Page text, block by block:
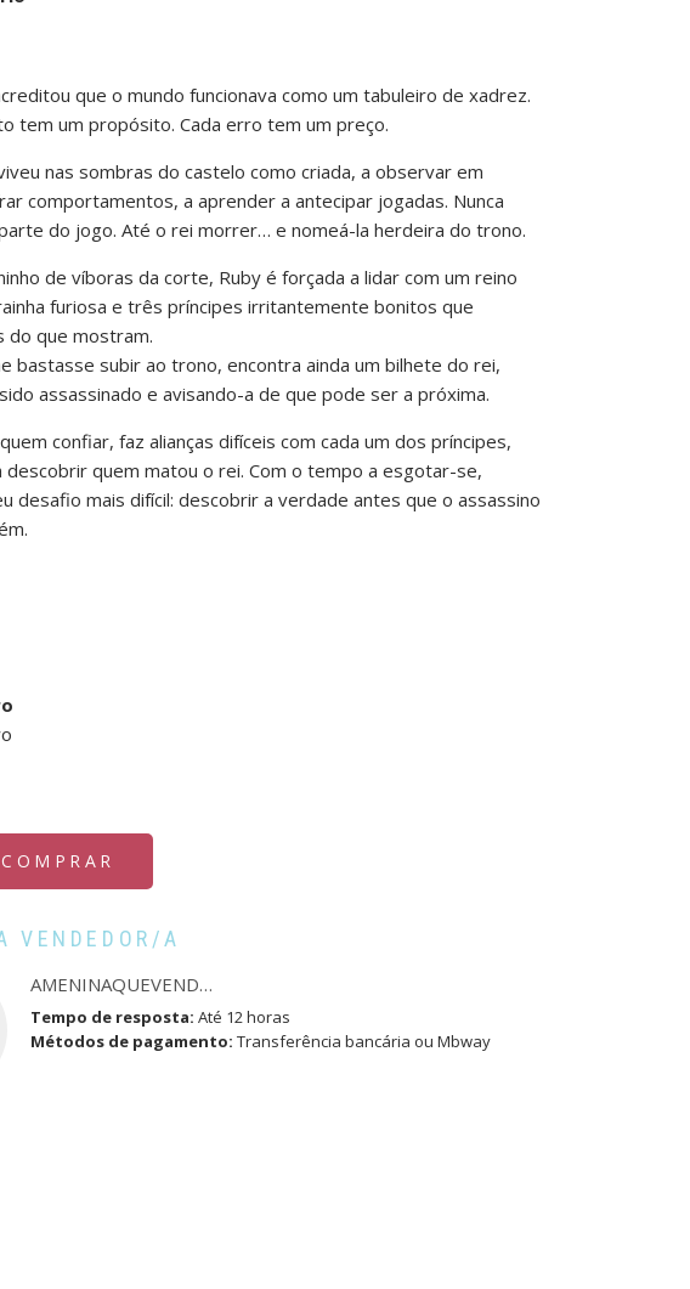
que o mundo funcionava como um tabuleiro de xadrez.
tem um propósito. Cada erro tem um preço.
nas sombras do castelo como criada, a observar em
comportamentos, a aprender a antecipar jogadas. Nunca
do jogo. Até o rei morrer… e nomeá-la herdeira do trono.
de víboras da corte, Ruby é forçada a lidar com um reino
furiosa e três príncipes irritantemente bonitos que
do que mostram.
bastasse subir ao trono, encontra ainda um bilhete do rei,
assassinado e avisando-a de que pode ser a próxima.
confiar, faz alianças difíceis com cada um dos príncipes,
quem matou o rei. Com o tempo a esgotar-se,
desafio mais difícil: descobrir a verdade antes que o assassino
VENDEDOR/A
AMENINAQUEVEND…
Tempo de resposta: Até 12 horas
Métodos de pagamento: Transferência bancária ou Mbway